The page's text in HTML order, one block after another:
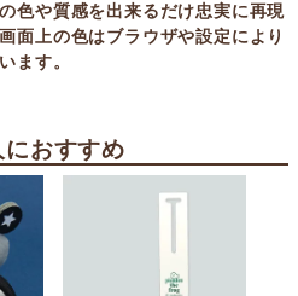
色や質感を出来るだけ忠実に再現
面上の色はブラウザや設定により
ます。
おすすめ